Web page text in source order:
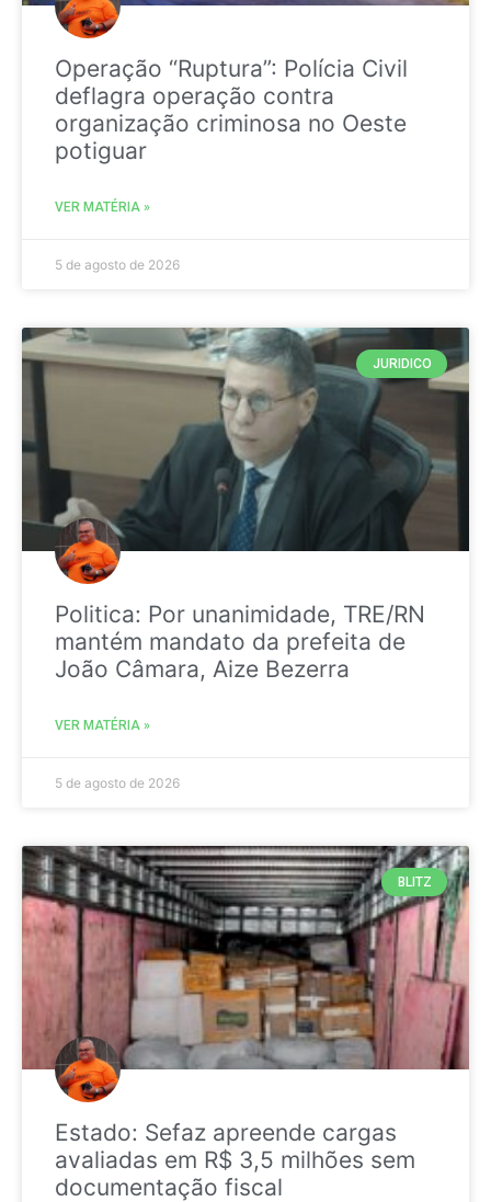
Operação “Ruptura”: Polícia Civil
deflagra operação contra
organização criminosa no Oeste
potiguar
VER MATÉRIA »
5 de agosto de 2026
JURIDICO
Politica: Por unanimidade, TRE/RN
mantém mandato da prefeita de
João Câmara, Aize Bezerra
VER MATÉRIA »
5 de agosto de 2026
BLITZ
Estado: Sefaz apreende cargas
avaliadas em R$ 3,5 milhões sem
documentação fiscal